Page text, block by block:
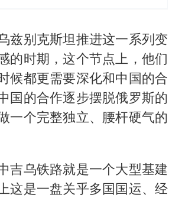
兹别克斯坦推进这一系列变
的时期，这个节点上，他们
候都更需要深化和中国的合
国的合作逐步摆脱俄罗斯的
一个完整独立、腰杆硬气的
吉乌铁路就是一个大型基建
这是一盘关乎多国国运、经